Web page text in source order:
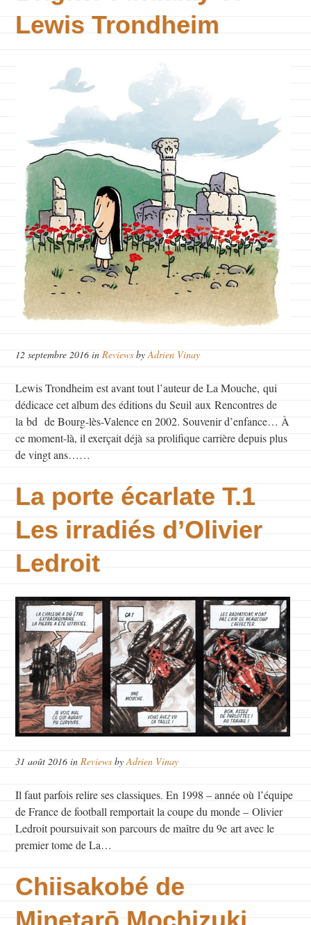
Lewis Trondheim
12 septembre 2016 inReviews byAdrien Vinay
Lewis Trondheim est avant tout l’auteur de La Mouche, qui
dédicace cet album des éditions du Seuil aux Rencontres de
la bd de Bourg-lès-Valence en 2002. Souvenir d’enfance… À
ce moment-là, il exerçait déjà sa prolifique carrière depuis plus
de vingt ans……
La porte écarlate T.1
Les irradiés d’Olivier
Ledroit
31 août 2016 inReviews byAdrien Vinay
Il faut parfois relire ses classiques. En 1998 – année où l’équipe
de France de football remportait la coupe du monde – Olivier
Ledroit poursuivait son parcours de maître du 9e art avec le
premier tome de La…
Chiisakobé de